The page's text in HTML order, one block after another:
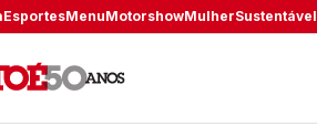
EsportesMenuMotorshowMulherSustentável